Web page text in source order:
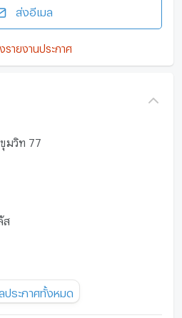
ส่งอีเมล
รายงานประกาศ
มวิท 77
ส
ประกาศทั้งหมด